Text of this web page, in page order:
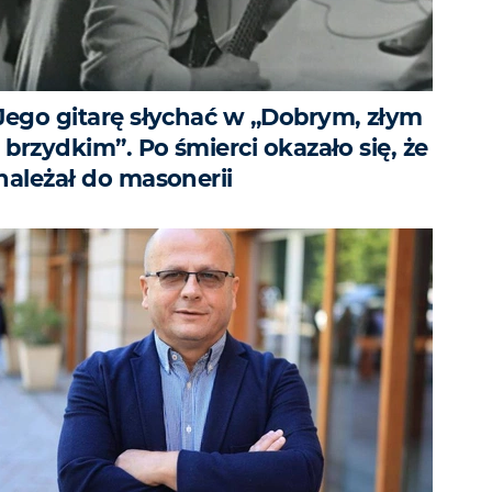
gitarę słychać w „Dobrym, złym
brzydkim”. Po śmierci okazało się, że
do masonerii